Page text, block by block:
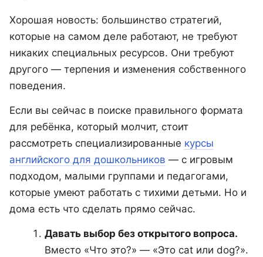
Хорошая новость: большинство стратегий,
которые на самом деле работают, не требуют
никаких специальных ресурсов. Они требуют
другого — терпения и изменения собственного
поведения.
Если вы сейчас в поиске правильного формата
для ребёнка, который молчит, стоит
рассмотреть специализированные курсы
английского для дошкольников — с игровым
подходом, малыми группами и педагогами,
которые умеют работать с тихими детьми. Но и
дома есть что сделать прямо сейчас.
Давать выбор без открытого вопроса.
Вместо «Что это?» — «Это cat или dog?».